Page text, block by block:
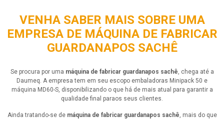
VENHA SABER MAIS SOBRE UMA
EMPRESA DE MÁQUINA DE FABRICAR
GUARDANAPOS SACHÊ
Se procura por uma máquina de fabricar guardanapos sachê, chega até a
Daumeq. A empresa tem em seu escopo embaladoras Minipack 50 e
máquina MD60-S, disponibilizando o que há de mais atual para garantir a
qualidade final paraos seus clientes.
Ainda tratando-se de máquina de fabricar guardanapos sachê, mais do que